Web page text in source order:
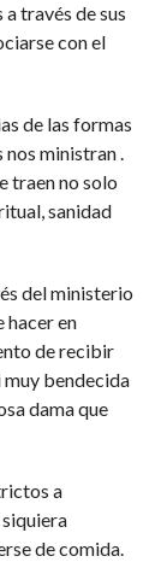
través de sus
con el
de las formas
nos ministran .
traen no solo
sanidad
del ministerio
hacer en
de recibir
muy bendecida
dama que
a
de comida.